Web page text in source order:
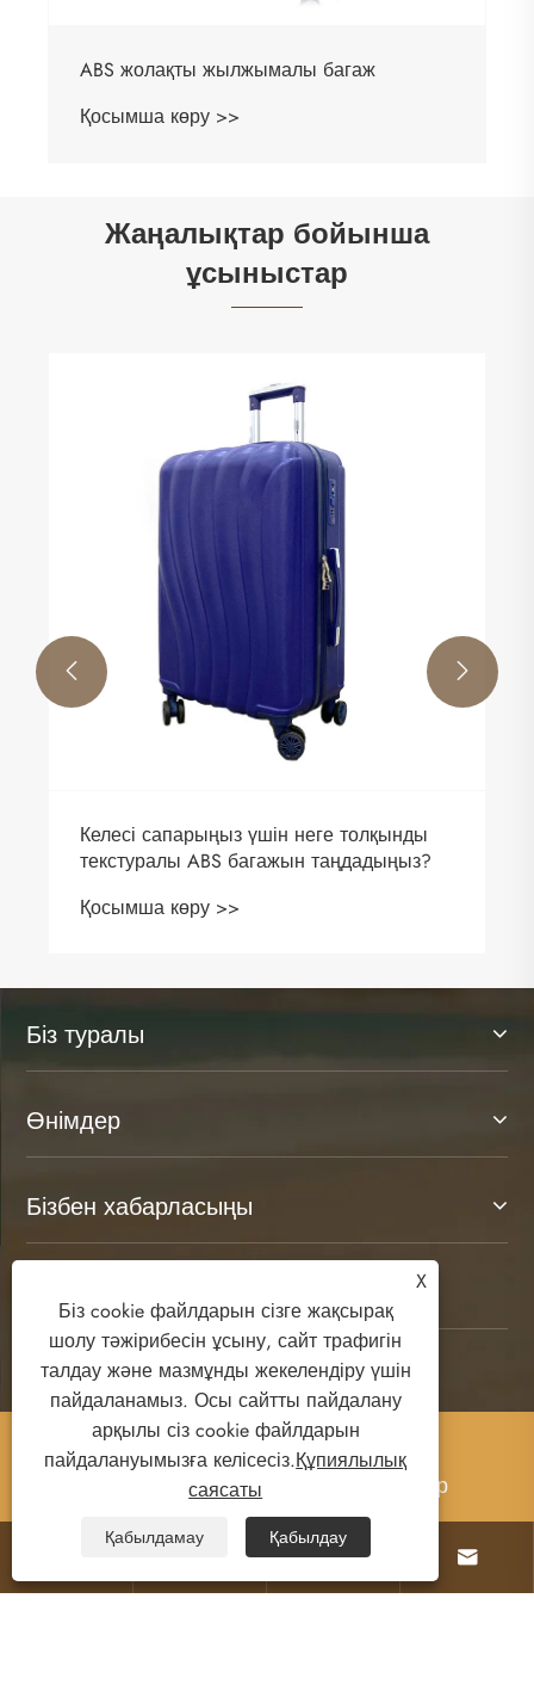
ABS жолақты жылжымалы багаж
Қосымша көру >>
Жаңалықтар бойынша
ұсыныстар
Келесі сапарыңыз үшін неге толқынды
текстуралы ABS багажын таңдадыңыз?
Қосымша көру >>
 
Біз туралы
Өнімдер
Бізбен хабарласыңы
БІЗГЕ ЖАЗЫЛЫҢЫЗДАР
Copyright © 2025 Ruian Senda Bagaj және
былғары өнімдері Co., Ltd. Барлық құқықтар
 
X
Біз cookie файлдарын сізге жақсырақ
шолу тәжірибесін ұсыну, сайт трафигін
талдау және мазмұнды жекелендіру үшін
пайдаланамыз. Осы сайтты пайдалану
арқылы сіз cookie файлдарын
пайдалануымызға келісесіз.Құпиялылық
саясаты
Қабылдамау Қабылдау